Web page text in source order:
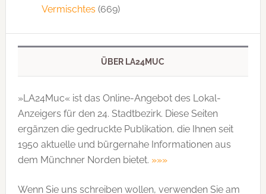
Vermischtes (669)
ÜBER LA24MUC
»LA24Muc« ist das Online-Angebot des Lokal-
Anzeigers für den 24. Stadtbezirk. Diese Seiten
ergänzen die gedruckte Publi­kation, die Ihnen seit
1950 aktuelle und bürgernahe Informationen aus
dem Münchner Norden bietet. »»»
Wenn Sie uns schreiben wollen, verwenden Sie am